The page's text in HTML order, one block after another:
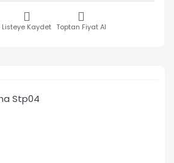
Listeye Kaydet Toptan Fiyat Al
Stp04